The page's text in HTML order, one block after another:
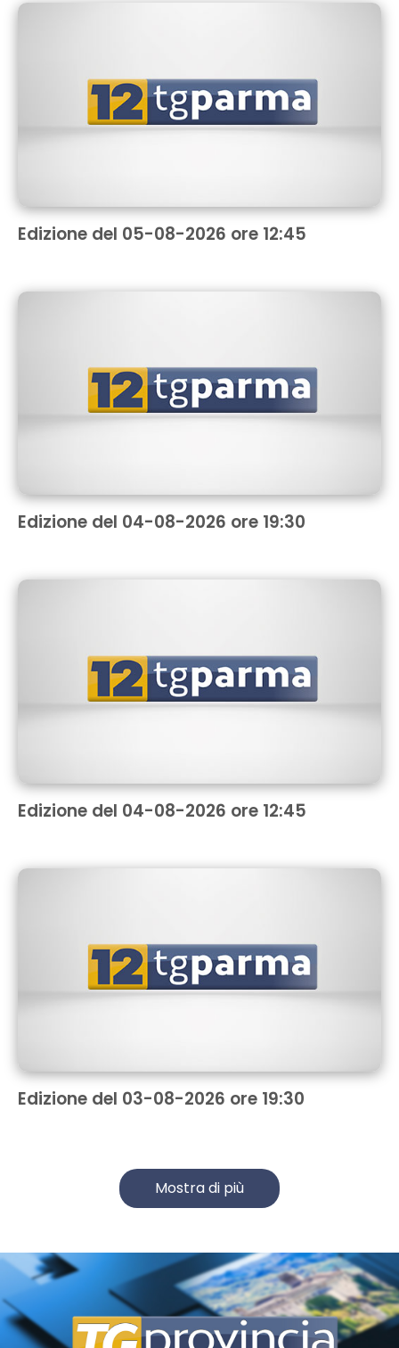
Edizione del 05-08-2026 ore 12:45
Edizione del 04-08-2026 ore 19:30
Edizione del 04-08-2026 ore 12:45
Edizione del 03-08-2026 ore 19:30
Mostra di più